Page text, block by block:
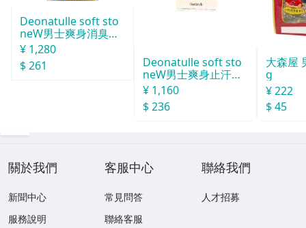
Deonatulle soft sto
neW男士爽身消臭止
汗石 中世紀 20g
¥ 1,280
$ 261
Deonatulle soft sto
neW男士爽身止汗石
消臭石２０ｇ
¥ 1,160
$ 236
大森屋
g
¥ 222
$ 45
關於我們
新聞中心
服務說明
客服中心
常見問答
聯絡客服
聯絡我們
人才招募